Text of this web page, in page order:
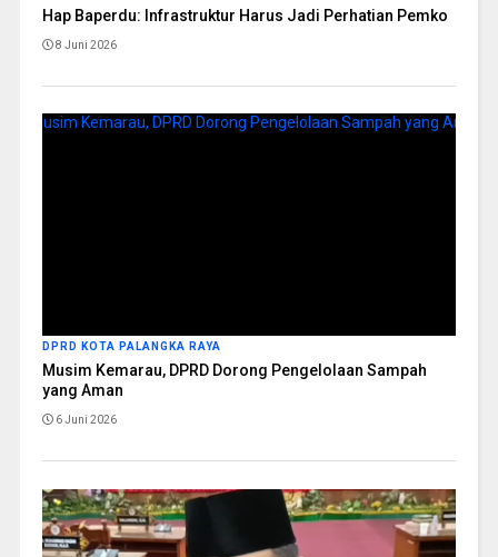
Hap Baperdu: Infrastruktur Harus Jadi Perhatian Pemko
8 Juni 2026
DPRD KOTA PALANGKA RAYA
Musim Kemarau, DPRD Dorong Pengelolaan Sampah
yang Aman
6 Juni 2026